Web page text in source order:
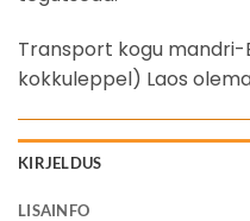
Transport kogu
kokkuleppel) Laos
KIRJELDUS
LISAINFO